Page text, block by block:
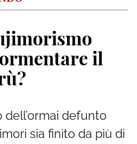
il
defunto
sia finito da più di